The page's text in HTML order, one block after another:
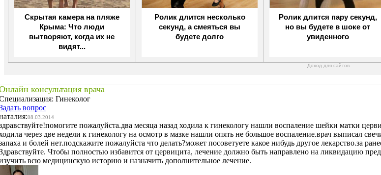
Скрытая камера на пляже
Крыма: Что люди
вытворяют, когда их не
видят...
Ролик длится несколько
секунд, а смеяться вы
будете долго
Ролик длится пару секунд,
но вы будете в шоке от
увиденного
Доход для сайтов
консультация врача
Гинеколог
вопрос
08.03.2014
пожалуйста.два месяца назад ходила к гинекологу нашли воспаление шейки матки
через две недели к гинекологу на осмотр в мазке нашли опять не большое воспаление.врач выписал
и болей нет.подскажите пожалуйста что делать?может посоветуете какое нибудь другое лекарство.за
Чтобы полностью избавится от цервицита, лечение должно быть направлено на ликвидацию
всю медицинскую историю и назначить дополнительное лечение.